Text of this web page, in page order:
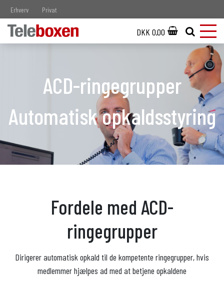
Erhverv Privat
DKK 0,00
ACD-ringegrupper
Automatisk opkaldsstyring
Fordele med ACD-
ringegrupper
Dirigerer automatisk opkald til de kompetente ringegrupper, hvis
medlemmer hjælpes ad med at betjene opkaldene